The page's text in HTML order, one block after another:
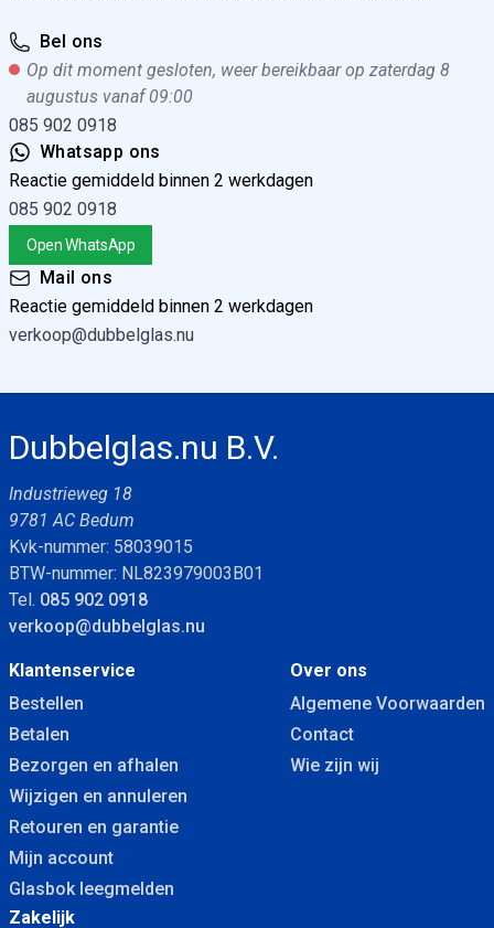
Bel ons
Op dit moment gesloten, weer bereikbaar op zaterdag 8
augustus vanaf 09:00
085 902 0918
Whatsapp ons
Reactie gemiddeld binnen 2 werkdagen
085 902 0918
Open WhatsApp
Mail ons
Reactie gemiddeld binnen 2 werkdagen
verkoop@dubbelglas.nu
Dubbelglas.nu B.V.
Industrieweg 18
9781 AC Bedum
Kvk-nummer: 58039015
BTW-nummer: NL823979003B01
Tel. 085 902 0918
verkoop@dubbelglas.nu
Klantenservice
Bestellen
Betalen
Bezorgen en afhalen
Wijzigen en annuleren
Retouren en garantie
Mijn account
Glasbok leegmelden
Over ons
Algemene Voorwaarden
Contact
Wie zijn wij
Zakelijk